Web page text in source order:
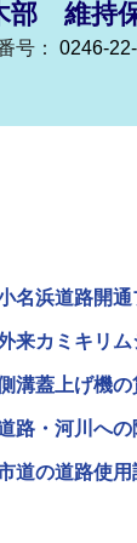
部 維持
号： 0246-
名浜道路開通
来カミキリム
溝蓋上げ機
路・河川へ
道の道路使